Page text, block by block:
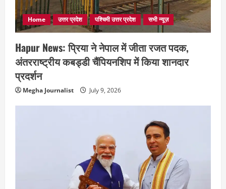
Home उत्तर प्रदेश पश्चिमी उत्तर प्रदेश सभी न्यूज़
Hapur News: प्रिया ने नेपाल में जीता रजत पदक,
अंतरराष्ट्रीय कबड्डी चैंपियनशिप में किया शानदार
प्रदर्शन
Megha Journalist July 9, 2026